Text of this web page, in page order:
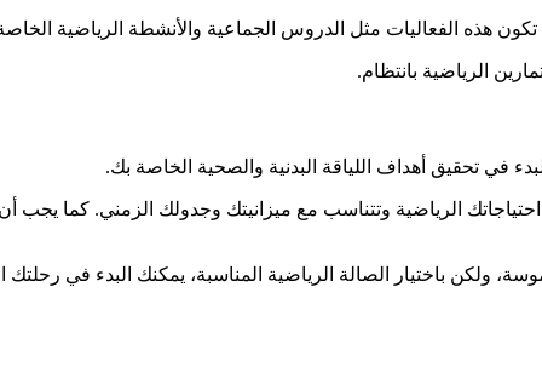
هذه الفعاليات مثل الدروس الجماعية والأنشطة الرياضية
الرياضية بانتظام.
في تحقيق أهداف اللياقة البدنية والصحية الخاصة بك.
احتياجاتك الرياضية وتتناسب مع ميزانيتك وجدولك الزمني. كما يجب
ولكن باختيار الصالة الرياضية المناسبة، يمكنك البدء في